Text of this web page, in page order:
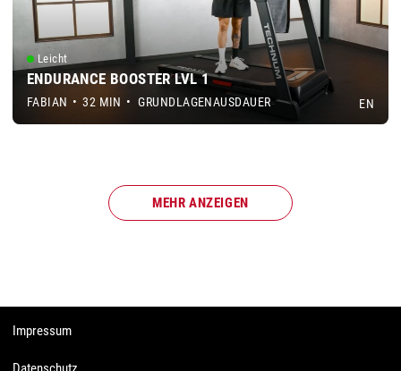
FABIAN • 32 MIN • GRUNDLAGENAUSDAUER EN
ENDURANCE BOOSTER LVL 1
Leicht
MEHR ANZEIGEN
Impressum